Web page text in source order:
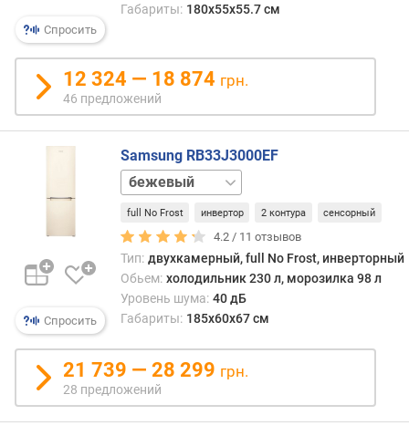
е
с
т
и
(
н
в
я
а
м
р
а
)
(
л
)
Спросить
Габариты: 180x55x55.7 см
12 324 — 18 874 грн.
46 предложений
Спросить
Samsung RB33J3000EF
белый
серебристый
full No Frost инвертор 2 контура сенсорный
4.2 / 11 отзывов
Тип: двухкамерный, full No Frost, инверторный
Обьем: холодильник 230 л, морозилка 98 л
Уровень шума: 40 дБ
Габариты: 185x60x67 см
21 739 — 28 299 грн.
28 предложений